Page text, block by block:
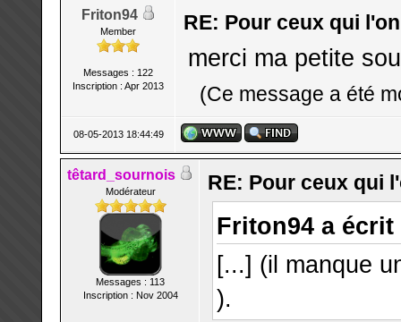
Friton94
Member
Messages : 122
Inscription : Apr 2013
RE: Pour ceux qui
merci ma petite
(Ce message a été
08-05-2013 18:44:49
têtard_sournois
Modérateur
Messages : 113
Inscription : Nov 2004
RE: Pour ceux qui
Friton94 a écrit
[...] (il manque
).